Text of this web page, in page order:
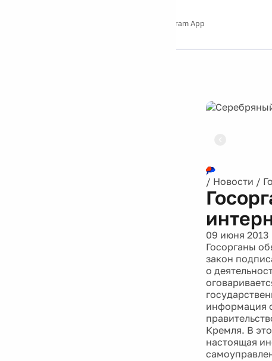
Telegram App
/ Новости /
09 июня 2013
Госорганы
закон
о
информация
Кремля. В
настоящая